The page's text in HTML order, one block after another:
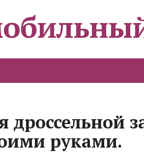
дроссельной
руками.